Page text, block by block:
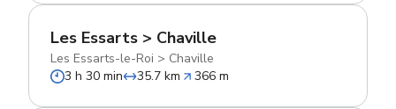
Les Essarts > Chaville
Les Essarts-le-Roi > Chaville
3 h 30 min
35.7 km 366 m